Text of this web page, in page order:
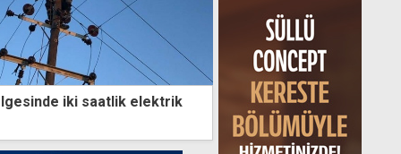
iki saatlik elektrik